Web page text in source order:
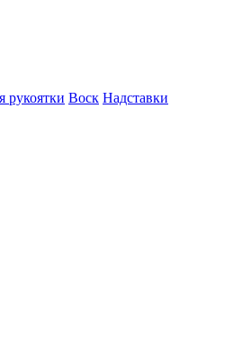
рукоятки Воск Надставки